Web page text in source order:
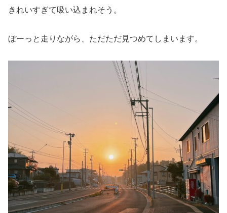
きれいすぎて吸い込まれそう。
ぼーっと走りながら、ただただ見つめてしまいます。